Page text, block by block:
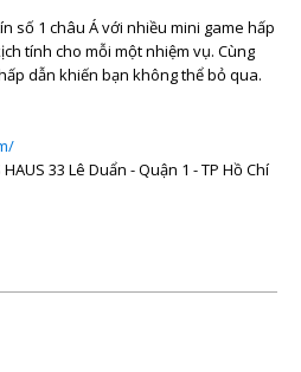
số 1 châu Á với nhiều mini game hấp
tính cho mỗi một nhiệm vụ. Cùng
dẫn khiến bạn không thể bỏ qua.
33 Lê Duẩn - Quận 1 - TP Hồ Chí